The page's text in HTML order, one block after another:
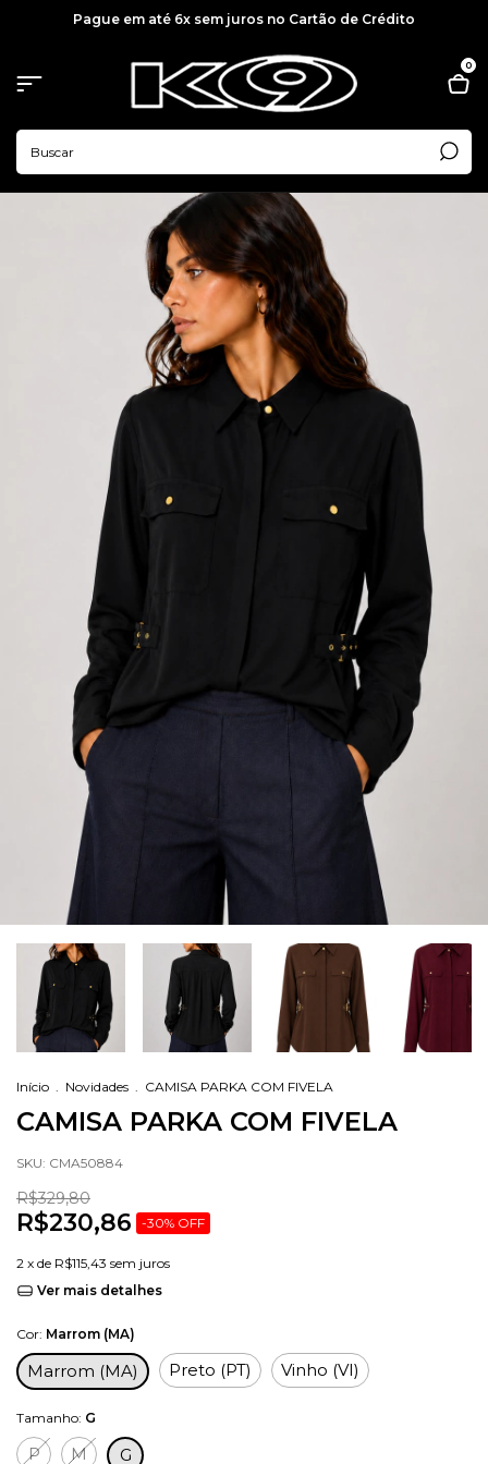
Pague em até 6x sem juros no Cartão de Crédito
0
Início . Novidades . CAMISA PARKA COM FIVELA
CAMISA PARKA COM FIVELA
SKU: CMA50884
R$329,80
R$230,86 -30% OFF
2 x de R$115,43 sem juros
Ver mais detalhes
Cor: Marrom (MA)
Marrom (MA) Preto (PT) Vinho (VI)
Tamanho: G
P M G